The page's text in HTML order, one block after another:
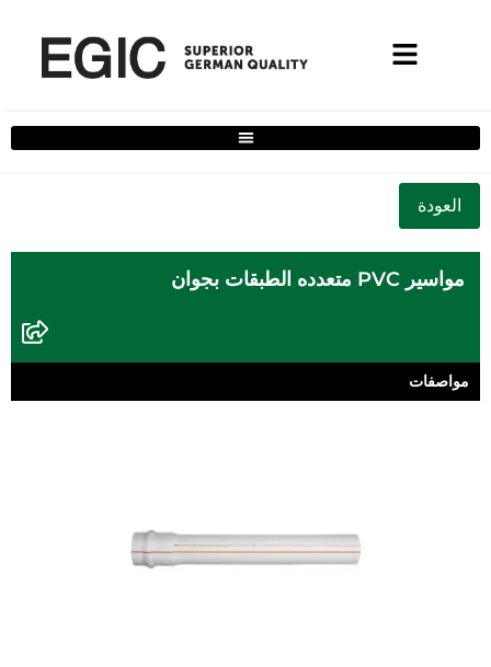
مواسير PVC متعدده الطبقات بجوان
مواصفات